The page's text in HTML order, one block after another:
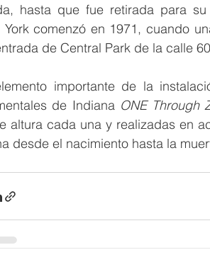
hasta que fue retirada para
York comenzó en 1971, cuando
de Central Park de la calle
importante de la
de Indiana ONE Through
altura cada una y realizadas en
desde el nacimiento hasta la